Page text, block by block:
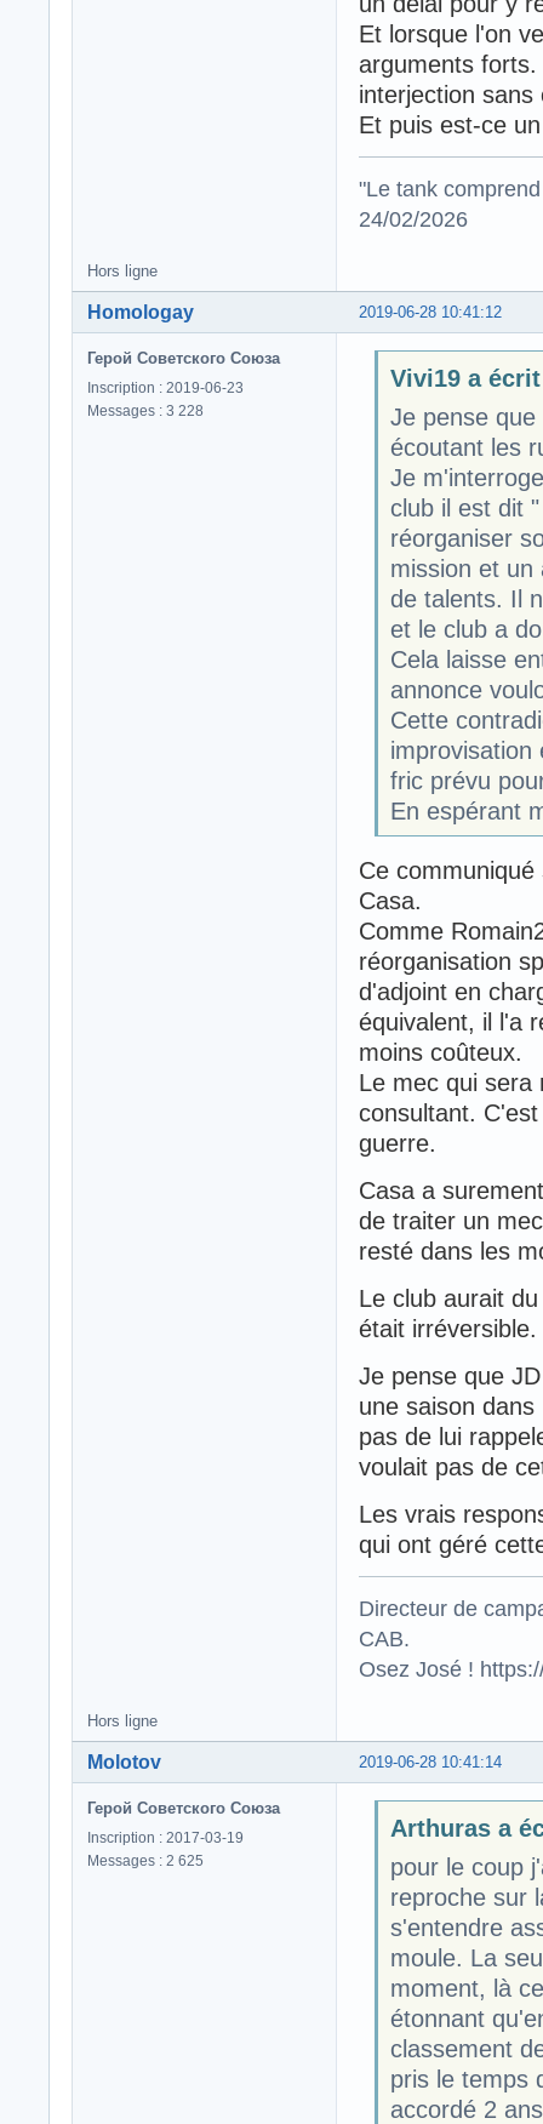
Et lorsque l'on
arguments
interjection
Et puis est-ce
"Le tank
24/02/2026
Hors ligne
2019-06-28 10:41:12
Homologay
Герой Советского Союза
Inscription : 2019-06-23
Messages : 3 228
Vivi19 a
Je pense
écoutant les
Je
club il est dit
réorganiser
mission et un
de talents. Il
et le club a
Cela laisse
annonce
Cette
improvisation
fric prévu
En espérant
Ce
Casa.
Comme
réorganisation
d'adjoint en
équivalent, il l'a
moins coûteux.
Le mec qui sera
consultant.
guerre.
Casa a
de traiter un
resté dans les
Le club aurait
était irréversible.
Je pense que
une saison
pas de lui
voulait pas de
Les vrais
qui ont géré
Directeur de
CAB.
Osez José !
Hors ligne
2019-06-28 10:41:14
Molotov
Герой Советского Союза
Inscription : 2017-03-19
Messages : 2 625
Arthuras a
pour le coup
reproche sur
s'entendre
moule. La
moment, là
étonnant
classement
pris le temps
accordé 2